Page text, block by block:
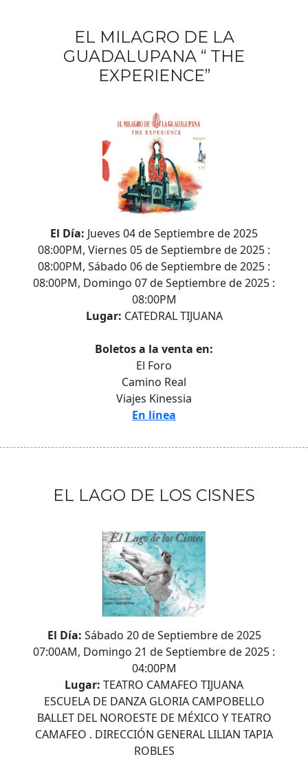
EL MILAGRO DE LA
GUADALUPANA “ THE
EXPERIENCE”
El Día: Jueves 04 de Septiembre de 2025
08:00PM, Viernes 05 de Septiembre de 2025 :
08:00PM, Sábado 06 de Septiembre de 2025 :
08:00PM, Domingo 07 de Septiembre de 2025 :
08:00PM
Lugar: CATEDRAL TIJUANA
Boletos a la venta en:
El Foro
Camino Real
Viajes Kinessia
En linea
EL LAGO DE LOS CISNES
El Día: Sábado 20 de Septiembre de 2025
07:00AM, Domingo 21 de Septiembre de 2025 :
04:00PM
Lugar: TEATRO CAMAFEO TIJUANA
ESCUELA DE DANZA GLORIA CAMPOBELLO
BALLET DEL NOROESTE DE MÉXICO Y TEATRO
CAMAFEO . DIRECCIÓN GENERAL LILIAN TAPIA
ROBLES